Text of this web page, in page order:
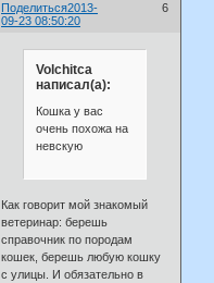
Поделиться 6
2013-
09-23 08:50:20
Volchitca
написал(а):
Кошка у вас
очень похожа на
невскую
Как говорит мой знакомый
ветеринар: берешь
справочник по породам
кошек, берешь любую кошку
с улицы. И обязательно в